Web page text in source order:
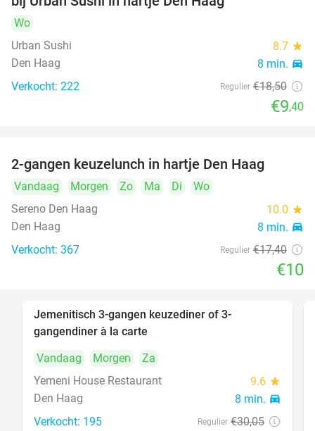
Wo
Urban Sushi
8.7 star
Den Haag 8 min. directions_car
Verkocht: 222 Regulier €18,50
€9,40
2-gangen keuzelunch in hartje Den Haag
Vandaag Morgen Zo Ma Di
Wo
Sereno Den Haag
10.0 star
Den Haag 8 min. directions_car
Verkocht: 367 Regulier €17,40
€10
Jemenitisch 3-gangen keuzediner of 3-
gangendiner à la carte
Vandaag
Morgen
Za
Yemeni House Restaurant
9.6 star
Den Haag 8 min. directions_car
Verkocht: 195 Regulier €30,05